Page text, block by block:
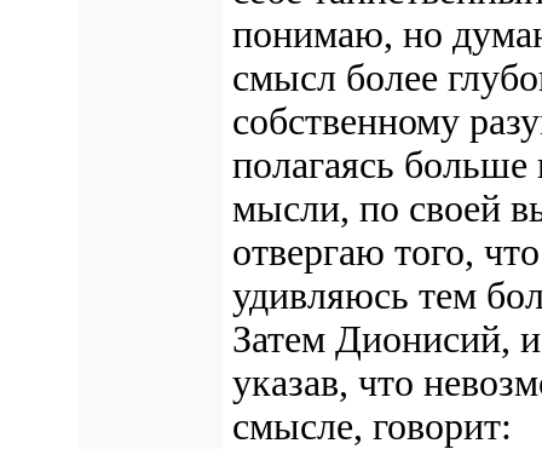
понимаю, но
смысл более
собственному
полагаясь больше
мысли, по своей
отвергаю того,
удивляюсь тем
Затем Дионисий,
указав, что
смысле, говорит: